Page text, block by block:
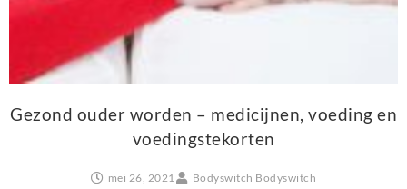
Gezond ouder worden – medicijnen, voeding en
voedingstekorten
mei 26, 2021
Bodyswitch Bodyswitch